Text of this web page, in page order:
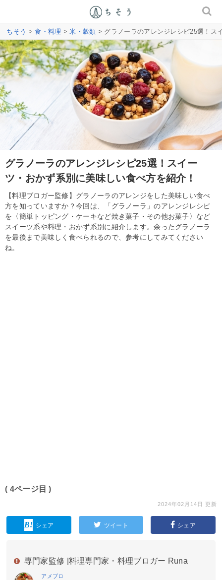
ちそう >食・料理 >米・穀類 > グラノーラのアレンジレシピ25選！ス
グラノーラのアレンジレシピ25選！スイー
ツ・おかず系別に美味しい食べ方を紹介！
【料理ブロガー監修】グラノーラのアレンジをした美味しい食べ
方を知っていますか？今回は、「グラノーラ」のアレンジレシピ
を〈簡単トッピング・ケーキなど焼き菓子・その他お菓子〉など
スイーツ系や料理・おかず系別に紹介します。余ったグラノーラ
を最後まで美味しく食べられるので、参考にしてみてください
ね。
( 4ページ目 )
2024年02月14日 更新
シェア ツイート シェア
専門家監修 | 料理専門家・料理ブロガー Runa
アメブロ